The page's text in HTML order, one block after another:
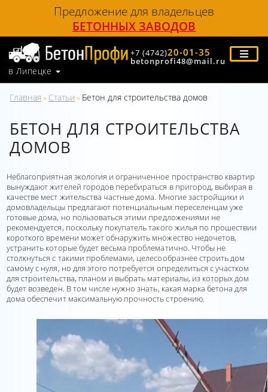
Предложение для владельцев
БЕТОННЫХ ЗАВОДОВ
в Липецке
+7 (4742)20-01-35
betonprofi48@mail.ru
Главная » Статьи » Бетон для строительства домов
БЕТОН ДЛЯ СТРОИТЕЛЬСТВА
ДОМОВ
Неблагоприятная экология и ограниченное пространство квартир
вынуждают жителей городов перебираться в пригород, выбирая в
качестве мест жительства частные дома. Многие застройщики и
домовладельцы предлагают потенциальным переселенцам уже
готовые дома, но пользоваться этими предложениями не
рекомендуется, поскольку покупатель такого жилья по прошествии
короткого времени может обнаружить множество недочетов,
устранить которые будет весьма проблематично. Чтобы не
столкнуться с такими проблемами, целесообразнее строить дом
самому с нуля, но для этого потребуется определиться с участком
для строительства, планом и выбрать материалы, из которых дом
будет возведен. В том числе нужно знать, какая марка бетона для
дома обеспечит максимальную прочность строению.